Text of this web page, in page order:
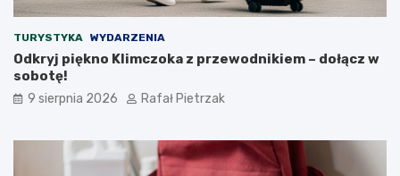
TURYSTYKA WYDARZENIA
Odkryj piękno Klimczoka z przewodnikiem – dołącz w
sobotę!
9 sierpnia 2026 Rafał Pietrzak